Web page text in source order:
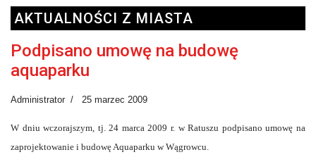
AKTUALNOŚCI Z MIASTA
Podpisano umowę na budowę
aquaparku
Administrator 25 marzec 2009
W dniu wczorajszym, tj. 24 marca 2009 r. w Ratuszu podpisano umowę na
zaprojektowanie i budowę Aquaparku w Wągrowcu.